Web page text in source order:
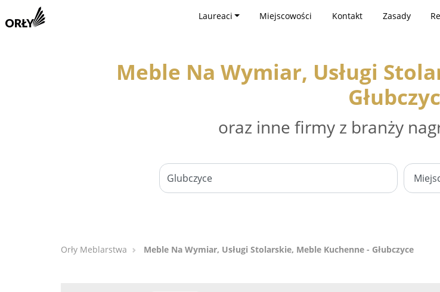
Laureaci Miejscowości Kontakt Zasady
Meble Na Wymiar, Usługi
oraz inne firmy z branży
Orły Meblarstwa Meble Na Wymiar, Usługi Stolarskie, Meble Kuchenne - Głubczyce